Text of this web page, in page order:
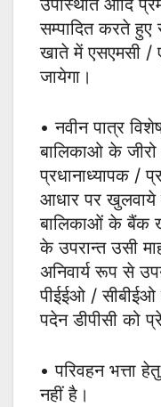
उपस्थिति आदि
सम्पादित करते
खाते में एसएमसी /
जायेगा।
• नवीन पात्र
बालिकाओ के
प्रधानाध्यापक /
आधार पर खुलवाये
बालिकाओं के बैंक
के उपरान्त उसी
अनिवार्य रूप से
पीईईओ / सीबीईओ
पदेन डीपीसी को
• परिवहन भत्ता
नहीं है।